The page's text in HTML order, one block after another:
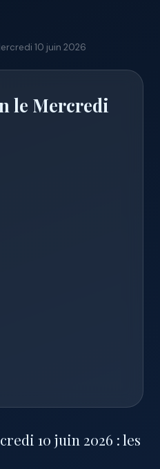
10 juin 2026
le Mercredi
10 juin 2026 : les